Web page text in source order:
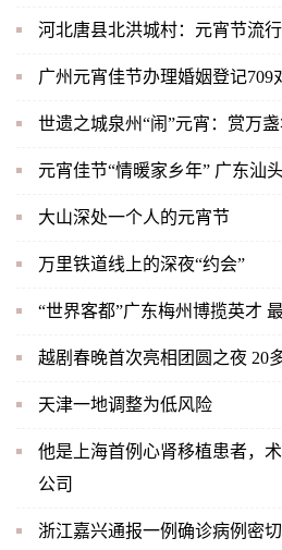
河北唐县北洪城村：元宵节流
广州元宵佳节办理婚姻登记709
世遗之城泉州“闹”元宵：赏万
元宵佳节“情暖
大山深处一个人的元宵节
万里铁道线上的深夜“约会”
“世界客都”广东梅州博揽英才
越剧春晚首次亮相团圆之夜 20
天津一地调整为低风险
他是上海首例心肾移植患者，
公司
浙江嘉兴通报一例确诊病例密